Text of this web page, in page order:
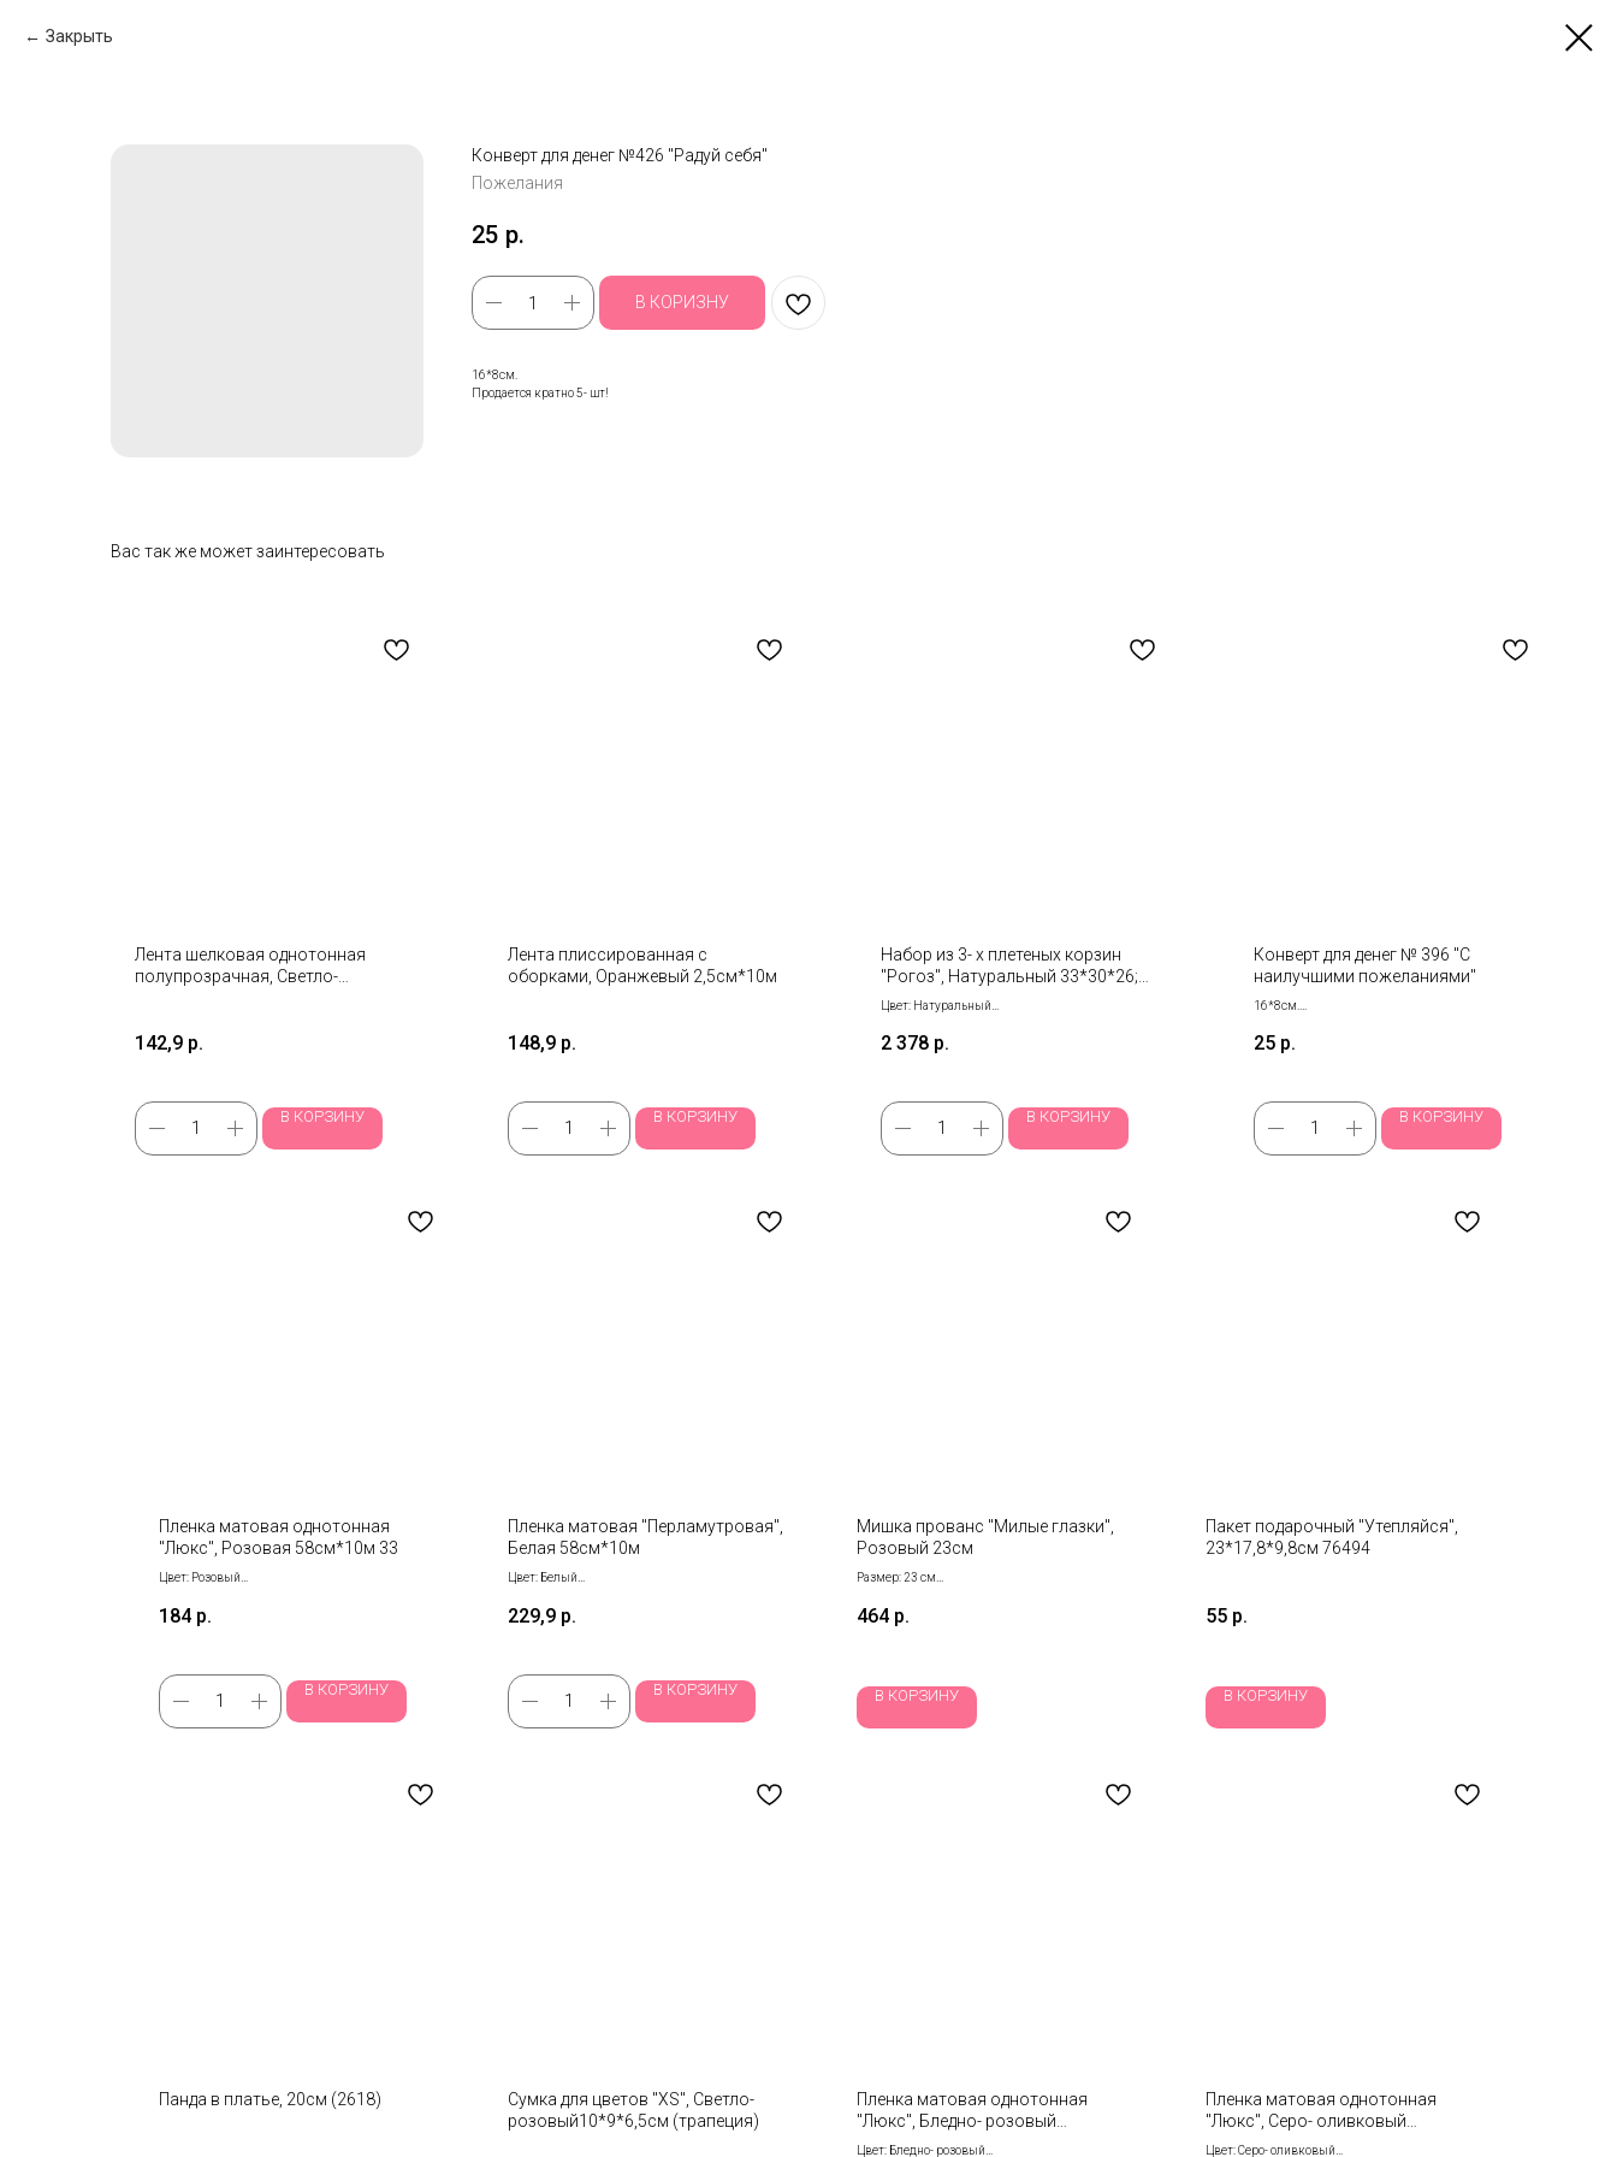
Закрыть
Конверт для денег №426 "Радуй себя"
Пожелания
25 р.
В КОРИЗНУ
16*8см.
Продается кратно 5- шт!
Вас так же может заинтересовать
Лента шелковая однотонная
полупрозрачная, Светло-
142,9 р.
В КОРЗИНУ
Лента плиссированная с
оборками, Оранжевый 2,5см*10м
148,9 р.
В КОРЗИНУ
Набор из 3- х плетеных корзин
"Рогоз", Натуральный 33*30*26;
28*27*21; 23*19*16см
Цвет: Натуральный
Набор: 3 в 1
2 378 р.
В КОРЗИНУ
Конверт для денег № 396 "С
наилучшими пожеланиями"
16*8см.
25 р.
В КОРЗИНУ
Пленка матовая однотонная
"Люкс", Розовая 58см*10м 33
Цвет: Розовый
Серия: Люкс
184 р.
В КОРЗИНУ
Пленка матовая "Перламутровая",
Белая 58см*10м
Цвет: Белый
229,9 р.
В КОРЗИНУ
Мишка прованс "Милые глазки",
Розовый 23см
Размер: 23 см
464 р.
В КОРЗИНУ
Пакет подарочный "Утепляйся",
23*17,8*9,8см 76494
55 р.
В КОРЗИНУ
Панда в платье, 20см (2618)
Сумка для цветов "XS", Светло-
розовый10*9*6,5см (трапеция)
Пленка матовая однотонная
"Люкс", Бледно- розовый
58см*10м 03
Цвет: Бледно- розовый
Пленка матовая однотонная
"Люкс", Серо- оливковый
58см*10м 1313
Цвет: Серо- оливковый